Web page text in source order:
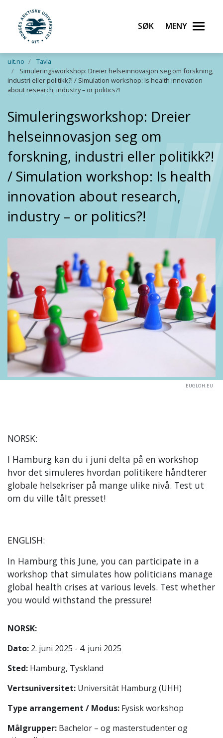
Gå til hovedinnhold
UiT Norges arktiske universitet
Søk Meny
uit.no
Tavla
Simuleringsworkshop: Dreier helseinnovasjon seg om forskning,
industri eller politikk?! / Simulation workshop: Is health innovation
about research, industry – or politics?!
Simuleringsworkshop: Dreier
helseinnovasjon seg om
forskning, industri eller politikk?!
/ Simulation workshop: Is health
innovation about research,
industry – or politics?!
EUGLOH.EU
NORSK:
I Hamburg kan du i juni delta på en workshop
hvor det simuleres hvordan politikere håndterer
globale helsekriser på mange ulike nivå. Test ut
om du ville tålt presset!
ENGLISH:
In Hamburg this June, you can participate in a
workshop that simulates how politicians manage
global health crises at various levels. Test whether
you would withstand the pressure!
NORSK:
Dato: 2. juni 2025 - 4. juni 2025
Sted: Hamburg, Tyskland
Vertsuniversitet: Universität Hamburg (UHH)
Type arrangement / Modus: Fysisk workshop
Målgrupper: Bachelor – og masterstudenter og